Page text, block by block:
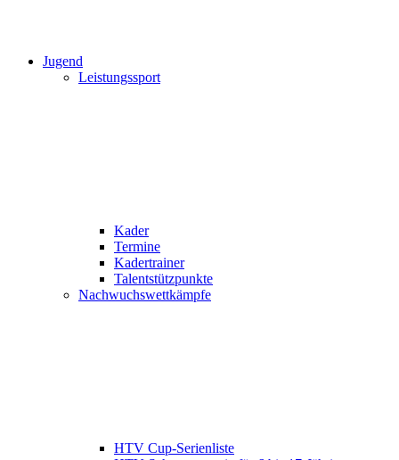
Jugend
Leistungssport
Kader
Termine
Kadertrainer
Talentstützpunkte
Nachwuchswettkämpfe
HTV Cup-Serienliste